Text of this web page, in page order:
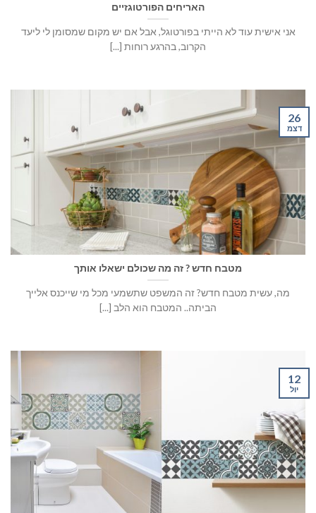
האריחים הפורטוגזיים
אני אישית עוד לא הייתי בפורטוגל, אבל אם יש מקום שמסומן לי ליעד
הקרוב, בהרגע רוחות [...]
מטבח חדש ? זה מה שכולם ישאלו אותך
מה, עשית מטבח חדש? זה המשפט שתשמעי מכל מי שייכנס אלייך
הביתה.. המטבח הוא הלב [...]
26
דצמ
12
יול